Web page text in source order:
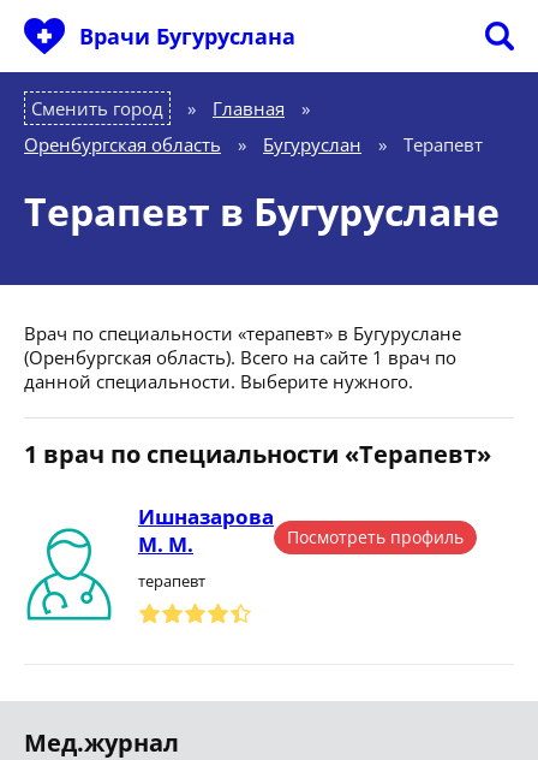
Врачи Бугуруслана
Сменить город Главная
»
Оренбургская область
» Бугуруслан » Терапевт
Терапевт в Бугуруслане
Врач по специальности «терапевт» в Бугуруслане
(Оренбургская область). Всего на сайте 1 врач по
данной специальности. Выберите нужного.
1 врач по специальности «Терапевт»
Ишназарова
М. М.
терапевт
Посмотреть профиль
Мед.журнал